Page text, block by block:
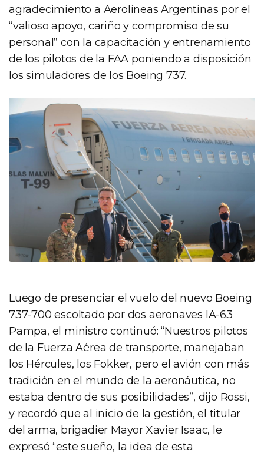
agradecimiento a Aerolíneas Argentinas por el
“valioso apoyo, cariño y compromiso de su
personal” con la capacitación y entrenamiento
de los pilotos de la FAA poniendo a disposición
los simuladores de los Boeing 737.
Luego de presenciar el vuelo del nuevo Boeing
737-700 escoltado por dos aeronaves IA-63
Pampa, el ministro continuó: “Nuestros pilotos
de la Fuerza Aérea de transporte, manejaban
los Hércules, los Fokker, pero el avión con más
tradición en el mundo de la aeronáutica, no
estaba dentro de sus posibilidades”, dijo Rossi,
y recordó que al inicio de la gestión, el titular
del arma, brigadier Mayor Xavier Isaac, le
expresó “este sueño, la idea de esta